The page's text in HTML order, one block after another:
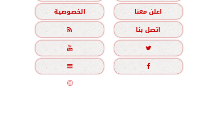
اعلن معنا
الخصوصية
اتصل بنا





جميع الحقوق محفوظة©